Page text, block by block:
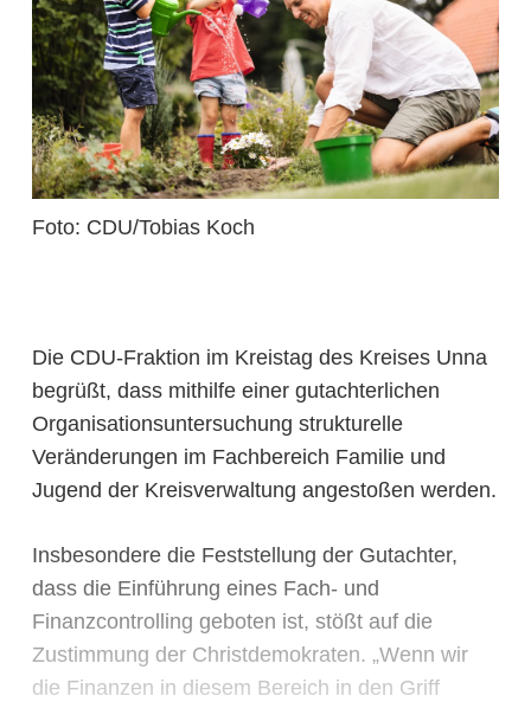
Foto: CDU/Tobias Koch
Die CDU-Fraktion im Kreistag des Kreises Unna
begrüßt, dass mithilfe einer gutachterlichen
Organisationsuntersuchung strukturelle
Veränderungen im Fachbereich Familie und
Jugend der Kreisverwaltung angestoßen werden.
Insbesondere die Feststellung der Gutachter,
dass die Einführung eines Fach- und
Finanzcontrolling geboten ist, stößt auf die
Zustimmung der Christdemokraten. „Wenn wir
die Finanzen in diesem Bereich in den Griff